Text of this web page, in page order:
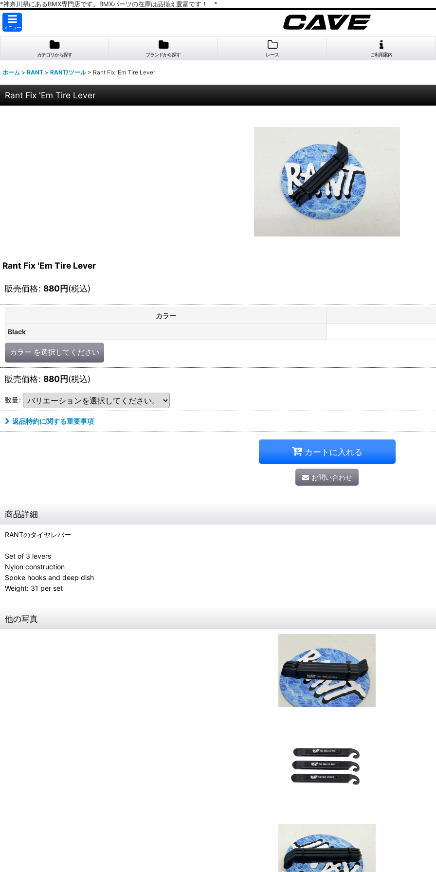
*神奈川県にあるBMX専門店です。BMXパーツの在庫は品揃え豊富です！ *
メニュー
カテゴリから探す ブランドから探す レース ご利用案内
ホーム > RANT > RANT/ツール > Rant Fix 'Em Tire Lever
Rant Fix 'Em Tire Lever
Rant Fix 'Em Tire Lever
販売価格: 880円(税込)
カラー
Black
カラー を選択してください
販売価格: 880円(税込)
数量:
返品特約に関する重要事項
カートに入れる
お問い合わせ
商品詳細
RANTのタイヤレバー
Set of 3 levers
Nylon construction
Spoke hooks and deep dish
Weight: 31 per set
他の写真